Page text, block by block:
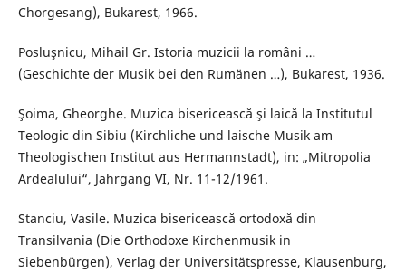
Chorgesang), Bukarest, 1966.
Posluşnicu, Mihail Gr. Istoria muzicii la români …
(Geschichte der Musik bei den Rumänen …), Bukarest, 1936.
Şoima, Gheorghe. Muzica bisericească şi laică la Institutul
Teologic din Sibiu (Kirchliche und laische Musik am
Theologischen Institut aus Hermannstadt), in: „Mitropolia
Ardealului“, Jahrgang VI, Nr. 11-12/1961.
Stanciu, Vasile. Muzica bisericească ortodoxă din
Transilvania (Die Orthodoxe Kirchenmusik in
Siebenbürgen), Verlag der Universitätspresse, Klausenburg,